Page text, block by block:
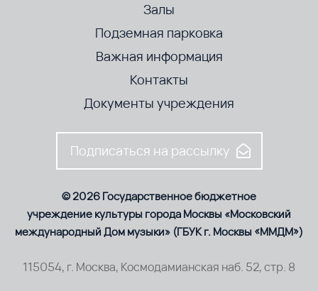
Залы
Подземная парковка
Важная информация
Контакты
Документы учреждения
Подписаться на рассылку
© 2026 Государственное бюджетное
учреждение культуры города Москвы «Московский
международный Дом музыки» (ГБУК г. Москвы «ММДМ»)
115054, г. Москва, Космодамианская наб. 52, стр. 8